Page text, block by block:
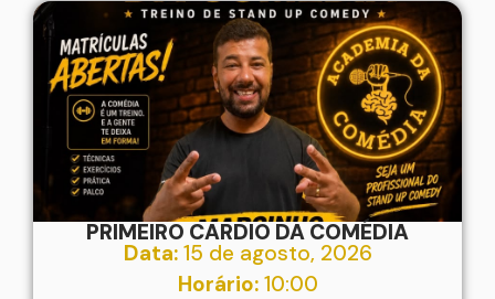
PRIMEIRO CARDIO DA COMÉDIA
Data:15 de agosto, 2026
Horário:10:00